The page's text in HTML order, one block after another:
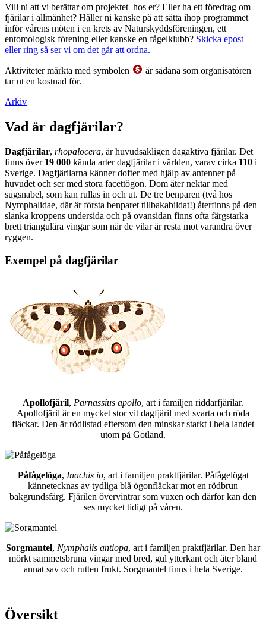
Vill ni att vi berättar om projektet hos er? Eller ha ett föredrag om
fjärilar i allmänhet? Håller ni kanske på att sätta ihop programmet
inför vårens möten i en krets av Naturskyddsföreningen, ett
entomologisk förening eller kanske en fågelklubb? Skicka epost
eller ring så ser vi om det går att ordna.
Aktiviteter märkta med symbolen
är sådana som organisatören
tar ut en kostnad för.
Arkiv
Vad är dagfjärilar?
Dagfjärilar, rhopalocera, är huvudsakligen dagaktiva fjärilar. Det
finns över 19 000 kända arter dagfjärilar i världen, varav cirka 110 i
Sverige. Dagfjärilarna känner dofter med hjälp av antenner på
huvudet och ser med stora facettögon. Dom äter nektar med
sugsnabel, som kan rullas in och ut. De tre benparen (två hos
Nymphalidae, där är första benparet tillbakabildat!) återfinns på den
slanka kroppens undersida och på ovansidan finns ofta färgstarka
brett triangulära vingar som när de vilar är resta mot varandra över
ryggen.
Exempel på dagfjärilar
Apollofjäril, Parnassius apollo, art i familjen riddarfjärilar.
Apollofjäril är en mycket stor vit dagfjäril med svarta och röda
fläckar. Den är rödlistad eftersom den minskar starkt i hela landet
utom på Gotland.
Påfågelöga, Inachis io, art i familjen praktfjärilar. Påfågelögat
kännetecknas av tydliga blå ögonfläckar mot en rödbrun
bakgrundsfärg. Fjärilen övervintrar som vuxen och därför kan den
ses mycket tidigt på våren.
Sorgmantel, Nymphalis antiopa, art i familjen praktfjärilar. Den har
mörkt sammetsbruna vingar med bred, gul ytterkant och äter bland
annat sav och rutten frukt. Sorgmantel finns i hela Sverige.
Översikt